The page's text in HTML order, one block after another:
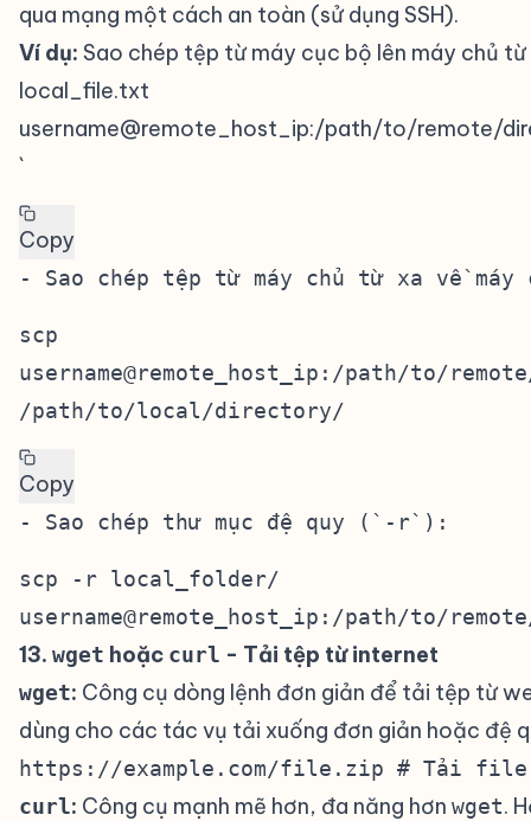
qua mạng một cách an toàn (sử dụng SSH).
Ví dụ: Sao chép tệp từ máy cục bộ lên máy chủ từ
local_file.txt
username@remote_host_ip:/path/to/remote/
`
Copy
scp
username@remote_host_ip:/path/to/
/path/to/local/directory/
Copy
scp -r local_folder/
username@remote_host_ip:/path/to/
13. wget hoặc curl - Tải tệp từ internet
wget: Công cụ dòng lệnh đơn giản để tải tệp từ
dùng cho các tác vụ tải xuống đơn giản hoặc đệ
https://example.com/file.zip # Tải
curl: Công cụ mạnh mẽ hơn, đa năng hơn wget.